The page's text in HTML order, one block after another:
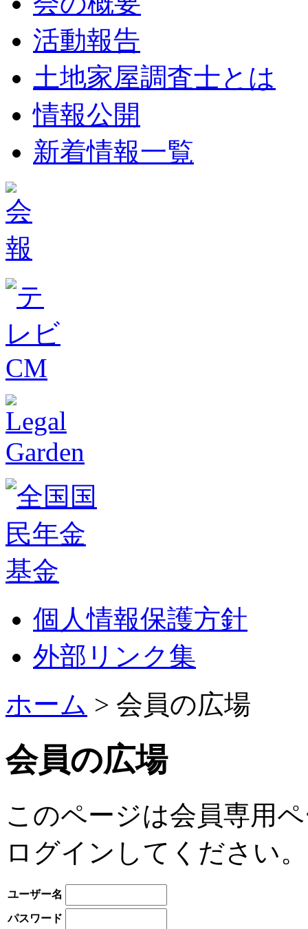
活動報告
土地家屋調査士とは
情報公開
新着情報一覧
個人情報保護方針
外部リンク集
ホーム > 会員の広場
会員の広場
このページは会員専用
ログインしてください。
ユーザー名
パスワード